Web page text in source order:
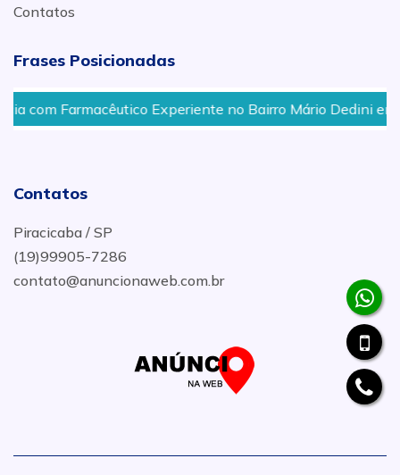
Contatos
Frases Posicionadas
Farmacêutico Experiente no Bairro Mário Dedini em
Contatos
Piracicaba / SP
(19)99905-7286
contato@anuncionaweb.com.br